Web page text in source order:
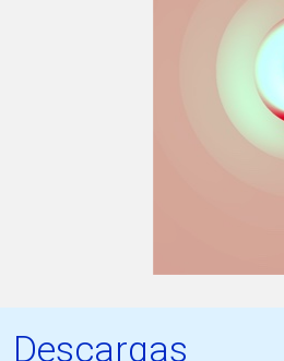
Descargas